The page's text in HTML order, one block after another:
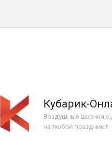
Кубарик-
Воздушные шарики с
на любой праздник!!!